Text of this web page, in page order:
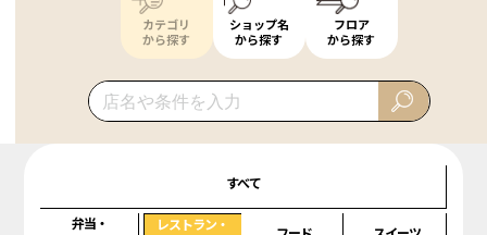
カテゴリ
から探す
ショップ名
から探す
フロア
から探す
すべて
弁当・
レストラン・